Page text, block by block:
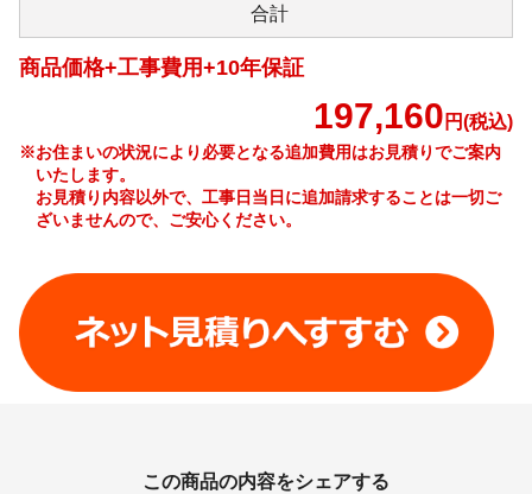
合計
商品価格+工事費用+10年保証
197,160 円(税込)
※お住まいの状況により必要となる追加費用はお見積りでご案内
いたします。
お見積り内容以外で、工事日当日に追加請求することは一切ご
ざいませんので、ご安心ください。
この商品の内容をシェアする